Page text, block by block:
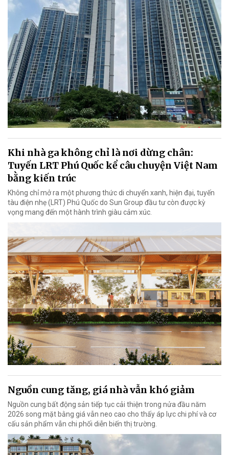
Khi nhà ga không chỉ là nơi dừng chân:
Tuyến LRT Phú Quốc kể câu chuyện Việt Nam
bằng kiến trúc
Không chỉ mở ra một phương thức di chuyển xanh, hiện đại, tuyến
tàu điện nhẹ (LRT) Phú Quốc do Sun Group đầu tư còn được kỳ
vọng mang đến một hành trình giàu cảm xúc.
Nguồn cung tăng, giá nhà vẫn khó giảm
Nguồn cung bất động sản tiếp tục cải thiện trong nửa đầu năm
2026 song mặt bằng giá vẫn neo cao cho thấy áp lực chi phí và cơ
cấu sản phẩm vẫn chi phối diễn biến thị trường.